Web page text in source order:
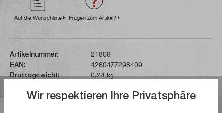
Auf die Wunschliste Fragen zum Artikel?
Artikelnummer:
21809
EAN:
4260477298409
Bruttogewicht:
6,24 kg
Wir respektieren Ihre Privatsphäre